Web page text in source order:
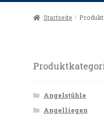
Start Angellinks
Startseite
Angelstühle
Angelliegen